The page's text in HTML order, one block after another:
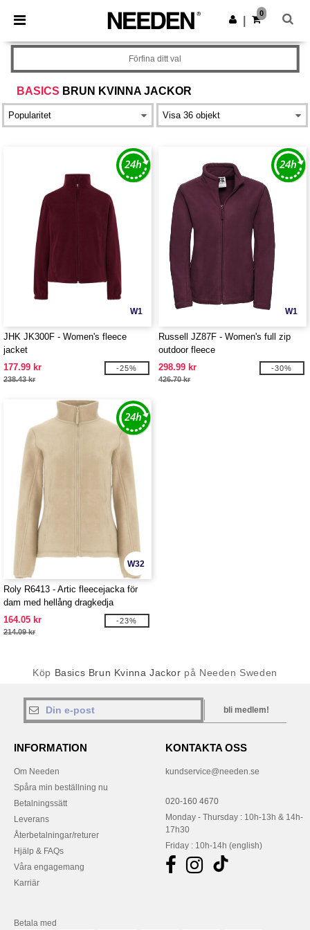
× Needen-app
Bättre priser i appen!
Hämta app
0
BASICS BRUN KVINNA JACKOR
Förfina ditt val
W1
JHK JK300F - Women's fleece
jacket
177.99 kr
238.43 kr
-25%
W1
Russell JZ87F - Women's full zip
outdoor fleece
298.99 kr
426.70 kr
-30%
W32
Roly R6413 - Artic fleecejacka för
dam med hellång dragkedja
164.05 kr
214.09 kr
-23%
Köp Basics Brun Kvinna Jackor på Needen Sweden
bli medlem!
INFORMATION
Om Needen
Spåra min beställning nu
Betalningssätt
Leverans
Återbetalningar/returer
Hjälp & FAQs
Våra engagemang
Karriär
KONTAKTA OSS
kundservice@needen.se
020-160 4670
Monday - Thursday : 10h-13h & 14h-
17h30
Friday : 10h-14h (english)
Betala med